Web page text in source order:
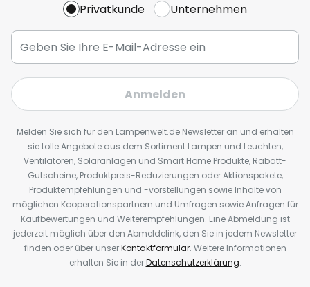
Privatkunde Unternehmen
Anmelden
Melden Sie sich für den Lampenwelt.de Newsletter an und erhalten
sie tolle Angebote aus dem Sortiment Lampen und Leuchten,
Ventilatoren, Solaranlagen und Smart Home Produkte, Rabatt-
Gutscheine, Produktpreis-Reduzierungen oder Aktionspakete,
Produktempfehlungen und -vorstellungen sowie Inhalte von
möglichen Kooperationspartnern und Umfragen sowie Anfragen für
Kaufbewertungen und Weiterempfehlungen. Eine Abmeldung ist
jederzeit möglich über den Abmeldelink, den Sie in jedem Newsletter
finden oder über unserKontaktformular. Weitere Informationen
erhalten Sie in derDatenschutzerklärung.